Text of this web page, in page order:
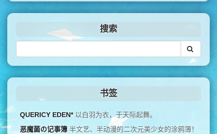
搜索
书签
QUERICY EDEN*以白羽为衣，于天际起舞。
恶魔菌の记事簿 半文艺、半动漫的二次元美少女的涂鸦簿！